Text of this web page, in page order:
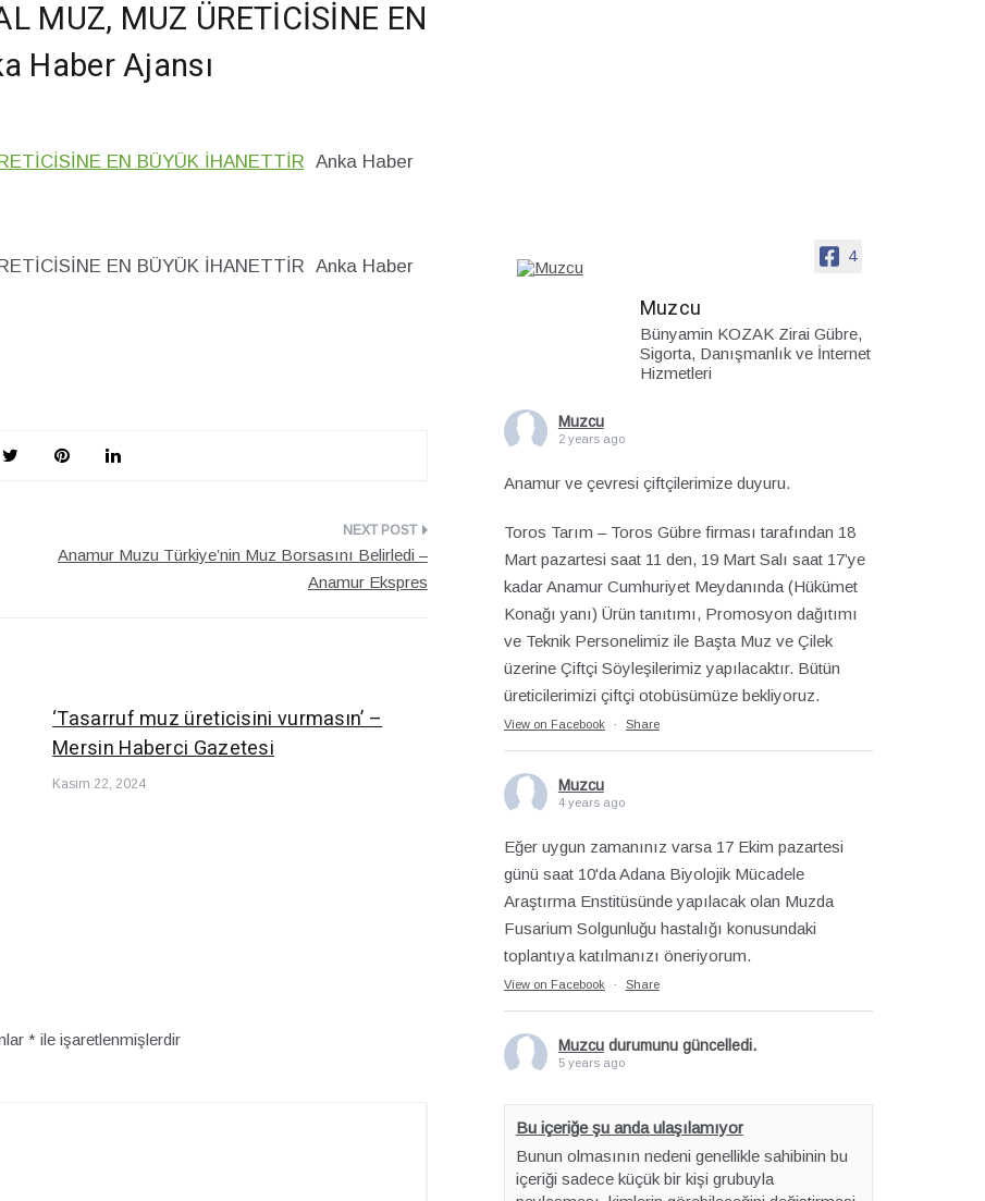
MUZ, MUZ ÜRETİCİSİNE EN
Haber Ajansı
EN BÜYÜK İHANETTİR Anka Haber
EN BÜYÜK İHANETTİR Anka Haber
Anamur Muzu Türkiye’nin Muz Borsasını Belirledi –
Anamur Ekspres
‘Tasarruf muz üreticisini vurmasın’ –
Mersin Haberci Gazetesi
Kasım 22, 2024
* ile işaretlenmişlerdir
4
Muzcu
Bünyamin KOZAK Zirai Gübre,
Sigorta, Danışmanlık ve İnternet
Hizmetleri
Muzcu
2 years ago
Anamur ve çevresi çiftçilerimize duyuru.
Toros Tarım – Toros Gübre firması tarafından 18
Mart pazartesi saat 11 den, 19 Mart Salı saat 17’ye
kadar Anamur Cumhuriyet Meydanında (Hükümet
Konağı yanı) Ürün tanıtımı, Promosyon dağıtımı
ve Teknik Personelimiz ile Başta Muz ve Çilek
üzerine Çiftçi Söyleşilerimiz yapılacaktır. Bütün
üreticilerimizi çiftçi otobüsümüze bekliyoruz.
View on Facebook · Share
Muzcu
4 years ago
Eğer uygun zamanınız varsa 17 Ekim pazartesi
günü saat 10'da Adana Biyolojik Mücadele
Araştırma Enstitüsünde yapılacak olan Muzda
Fusarium Solgunluğu hastalığı konusundaki
toplantıya katılmanızı öneriyorum.
View on Facebook · Share
Muzcu durumunu güncelledi.
5 years ago
Bu içeriğe şu anda ulaşılamıyor
Bunun olmasının nedeni genellikle sahibinin bu
içeriği sadece küçük bir kişi grubuyla